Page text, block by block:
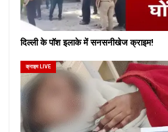
दिल्ली के पॉश इलाके में सनसनीखेज क्राइम!
क्राइम LIVE